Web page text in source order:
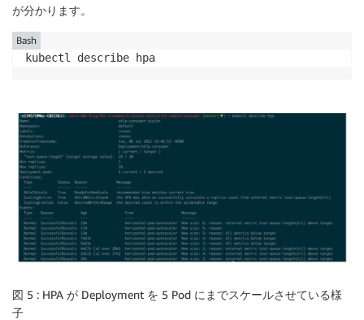
が分かります。
kubectl describe hpa
Bash
図 5 : HPA が Deployment を 5 Pod にまでスケールさせている様
子